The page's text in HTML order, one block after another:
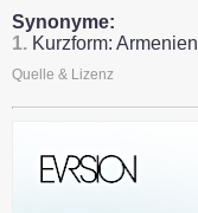
Synonyme:
1. Kurzform: Armenien
Quelle & Lizenz